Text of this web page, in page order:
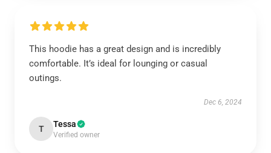
This hoodie has a great design and is incredibly
comfortable. It’s ideal for lounging or casual
outings.
Dec 6, 2024
T Tessa
Verified owner